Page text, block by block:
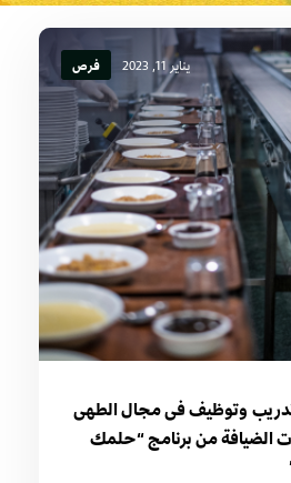
يناير 11, 2023 فرص
وتوظيف فى مجال الطهى
الضيافة من برنامج “حلمك